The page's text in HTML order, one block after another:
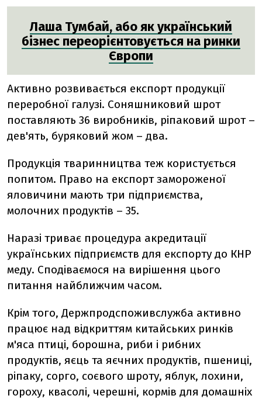
Лаша Тумбай, або як український
бізнес переорієнтовується на ринки
Європи
Активно розвивається експорт продукції
переробної галузі. Соняшниковий шрот
поставляють 36 виробників, ріпаковий шрот –
дев'ять, буряковий жом – два.
Продукція тваринництва теж користується
попитом. Право на експорт замороженої
яловичини мають три підприємства,
молочних продуктів – 35.
Наразі триває процедура акредитації
українських підприємств для експорту до КНР
меду. Сподіваємося на вирішення цього
питання найближчим часом.
Крім того, Держпродспоживслужба активно
працює над відкриттям китайських ринків
м'яса птиці, борошна, риби і рибних
продуктів, яєць та яєчних продуктів, пшениці,
ріпаку, сорго, соєвого шроту, яблук, лохини,
гороху, квасолі, черешні, кормів для домашніх